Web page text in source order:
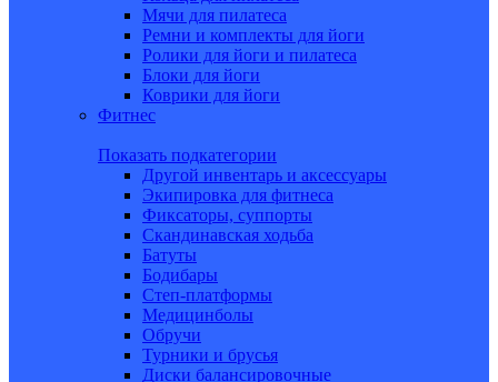
Мячи для пилатеса
Ремни и комплекты для йоги
Ролики для йоги и пилатеса
Блоки для йоги
Коврики для йоги
Фитнес
Показать подкатегории
Другой инвентарь и аксессуары
Экипировка для фитнеса
Фиксаторы, суппорты
Скандинавская ходьба
Батуты
Бодибары
Степ-платформы
Медицинболы
Обручи
Турники и брусья
Диски балансировочные